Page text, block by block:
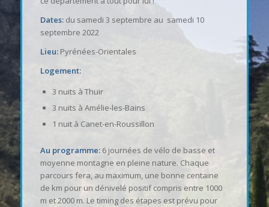
Dates: du samedi 3 septembre au samedi 10
septembre 2022
Lieu: Pyrénées-Orientales
Logement:
3 nuits à Thuir
3 nuits à Amélie-les-Bains
1 nuit à Canet-en-Roussillon
Au programme: 6 journées de vélo de basse et
moyenne montagne en pleine nature. Chaque
parcours fera, au maximum, une bonne centaine
de km pour un dénivelé positif compris entre 1000
m et 2000 m. Le timing des étapes est prévu pour